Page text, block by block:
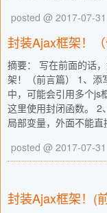
posted @ 2017-07-
封装Ajax框架！（
摘要： 写在前面的话
架！（前言篇） 1、添
中，可能会引用多个js
这里使用封闭函数。 2
局部变量，外面不能
posted @ 2017-07-
封装Ajax框架！(